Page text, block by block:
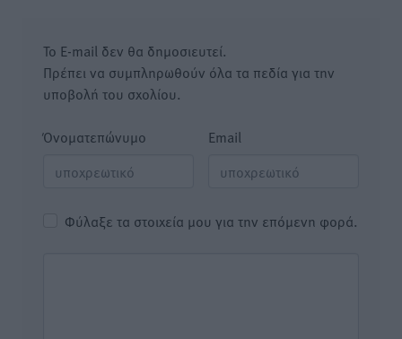
Το E-mail δεν θα δημοσιευτεί.
Πρέπει να συμπληρωθούν όλα τα πεδία για την
υποβολή του σχολίου.
Όνοματεπώνυμο Email
Φύλαξε τα στοιχεία μου για την επόμενη φορά.